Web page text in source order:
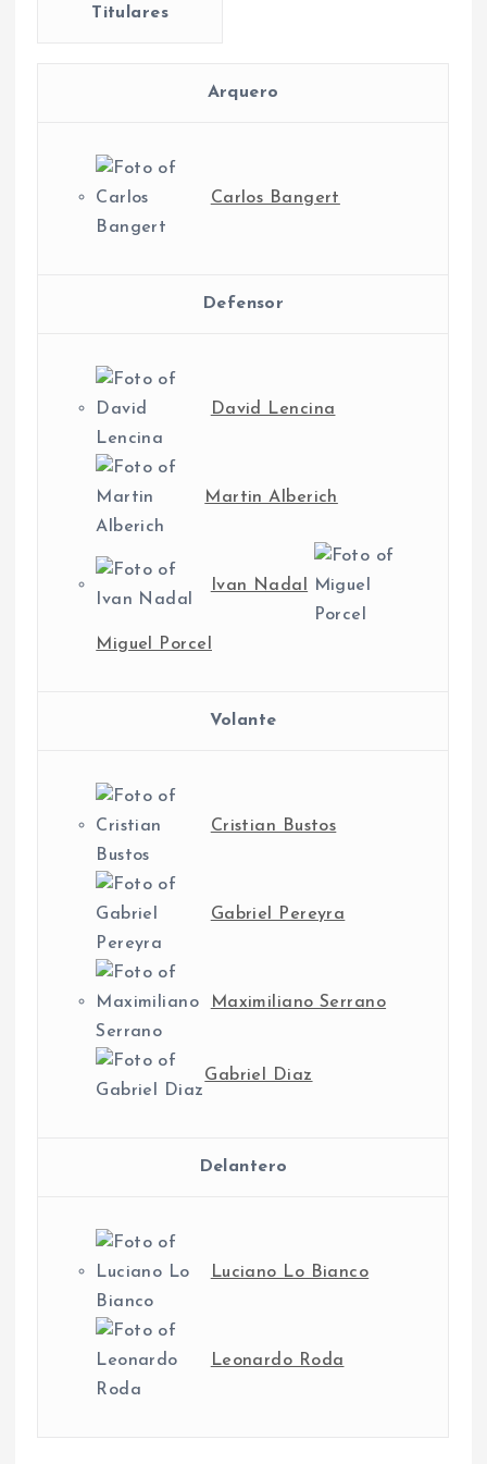
Titulares
Arquero
Carlos Bangert
Defensor
David Lencina
Martin Alberich
Ivan Nadal
Miguel Porcel
Volante
Cristian Bustos
Gabriel Pereyra
Maximiliano Serrano
Gabriel Diaz
Delantero
Luciano Lo Bianco
Leonardo Roda